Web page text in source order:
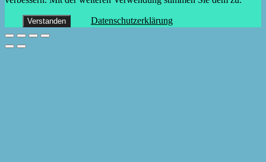
Verstanden Datenschutzerklärung